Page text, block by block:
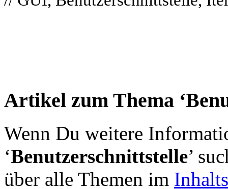
Artikel zum Thema
Wenn Du weitere
‘Benutzerschnittstelle’
über alle Themen im